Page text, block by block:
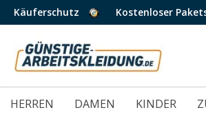
Käuferschutz Kostenloser
HERREN DAMEN KINDER